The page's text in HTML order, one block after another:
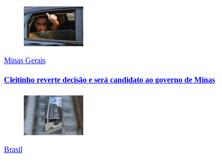
Minas Gerais
Cleitinho reverte decisão e será candidato ao governo de Minas
Brasil